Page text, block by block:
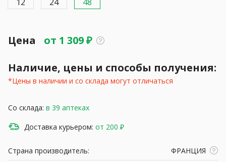
Цена от 1 309₽
Наличие, цены и способы получения:
*Цены в наличии и со склада могут отличаться
Со склада: в 39 аптеках
Доставка курьером: от 200 ₽
Страна производитель:
ФРАНЦИЯ